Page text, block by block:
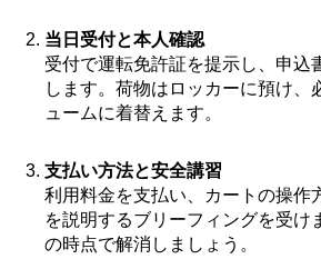
当日受付と本人確認
受付で運転免許証を提示し、申込
します。荷物はロッカーに預け、
ュームに着替えます。
支払い方法と安全講習
利用料金を支払い、カートの操作
を説明するブリーフィングを受け
の時点で解消しましょう。